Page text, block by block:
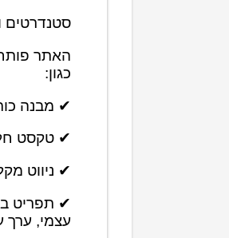
סטנדרטים
כגון:
✔ מבנה
✔ טקסט
✔ ניווט
✔ תפריט
עצמי, ערך